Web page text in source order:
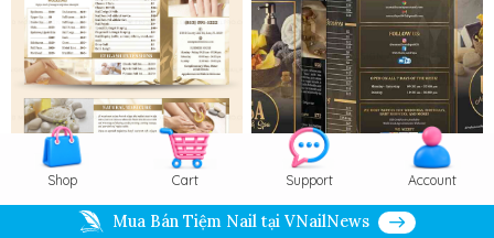
Shop Cart Support Account
Mua Bán Tiệm Nail tại VNailNews